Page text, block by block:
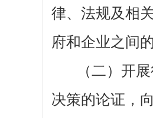
律、法规及相
府和企业之间
（二）开
决策的论证，